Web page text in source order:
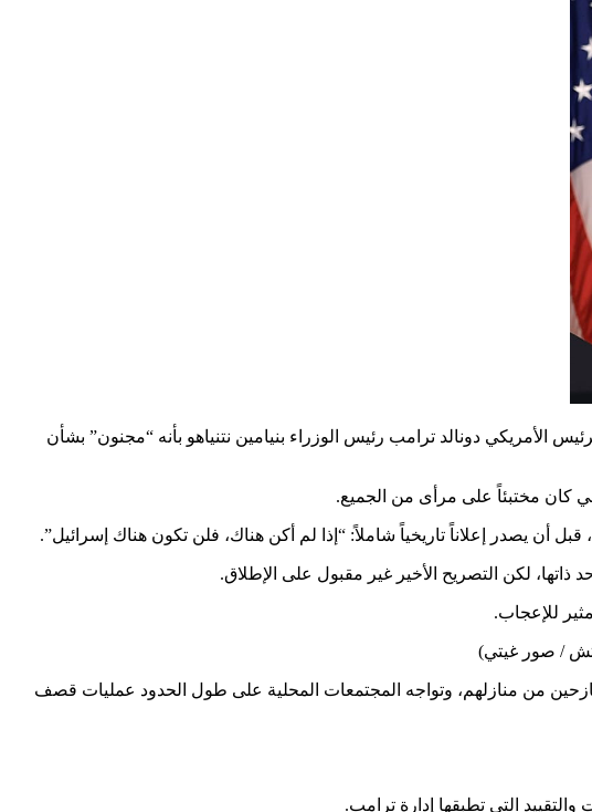
دونالد ترامب رئيس الوزراء بنيامين نتنياهو بأنه “مجنون” بشأن
كان مختبئاً على مرأى من الجميع.
أن يصدر إعلاناً تاريخياً شاملاً: “إذا لم أكن هناك، فلن تكون هناك إسرائيل”.
لكن التصريح الأخير غير مقبول على الإطلاق.
للإعجاب.
/ صور غيتي)
من منازلهم، وتواجه المجتمعات المحلية على طول الحدود عمليات قصف
التي تطبقها إدارة ترامب.